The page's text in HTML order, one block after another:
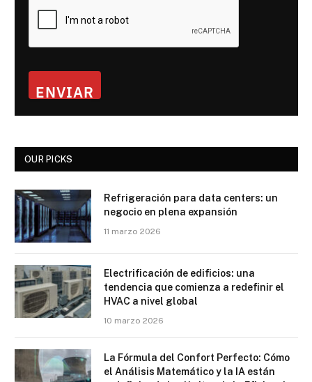
ENVIAR
OUR PICKS
Refrigeración para data centers: un
negocio en plena expansión
11 marzo 2026
Electrificación de edificios: una
tendencia que comienza a redefinir el
HVAC a nivel global
10 marzo 2026
La Fórmula del Confort Perfecto: Cómo
el Análisis Matemático y la IA están